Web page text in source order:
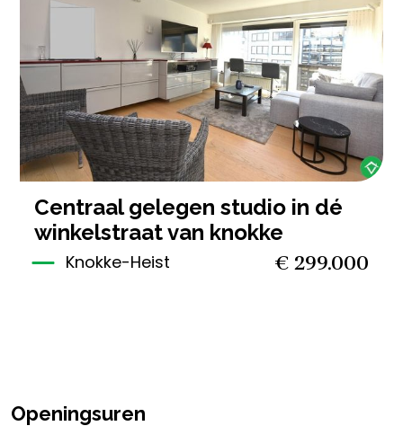
39 m² 1
centraal gelegen studio in dé
winkelstraat van knokke
Knokke-Heist € 299.000
Openingsuren